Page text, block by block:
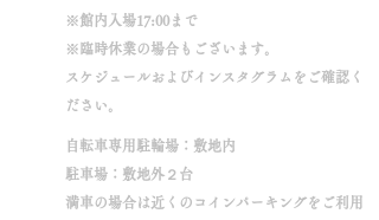
※館内入場17:00まで
※臨時休業の場合もございます。
スケジュールおよびインスタグラムをご確認く
ださい。
自転車専用駐輪場：敷地内
駐車場：敷地外２台
満車の場合は近くのコインパーキングをご利用